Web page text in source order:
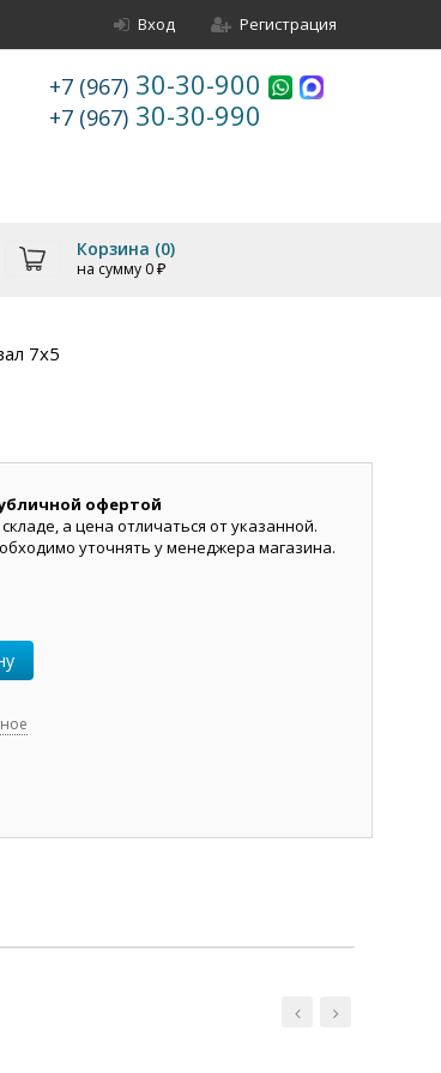
Вход Регистрация
+7 (967) 30-30-900
+7 (967) 30-30-990
Корзина (0)
на сумму 0 ₽
7х5
офертой
а цена отличаться от указанной.
уточнять у менеджера магазина.